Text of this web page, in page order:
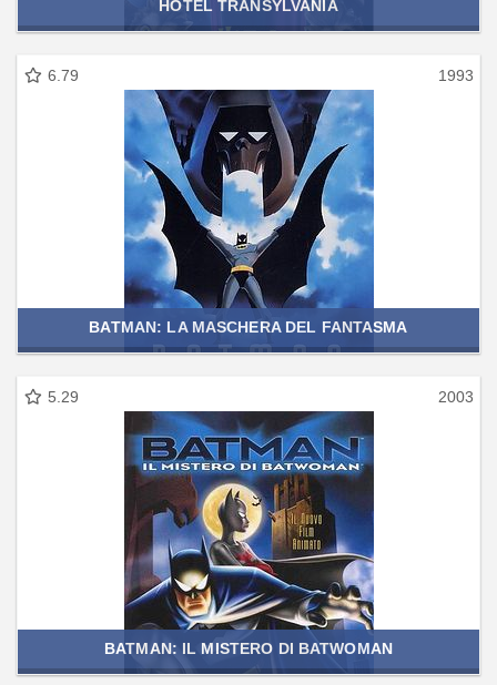
HOTEL TRANSYLVANIA
6.79 1993
BATMAN: LA MASCHERA DEL FANTASMA
5.29 2003
BATMAN: IL MISTERO DI BATWOMAN